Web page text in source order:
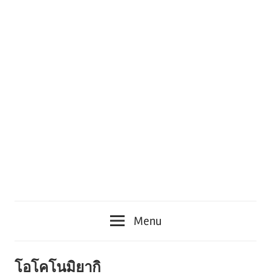
Menu
โอโคโนมิยากิ